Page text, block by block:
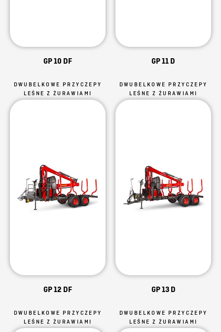
GP 10 DF GP 11 D
DWUBELKOWE PRZYCZEPY
LEŚNE Z ŻURAWIAMI
GP 12 DF
DWUBELKOWE PRZYCZEPY
LEŚNE Z ŻURAWIAMI
GP 13 D
DWUBELKOWE PRZYCZEPY
LEŚNE Z ŻURAWIAMI
DWUBELKOWE PRZYCZEPY
LEŚNE Z ŻURAWIAMI